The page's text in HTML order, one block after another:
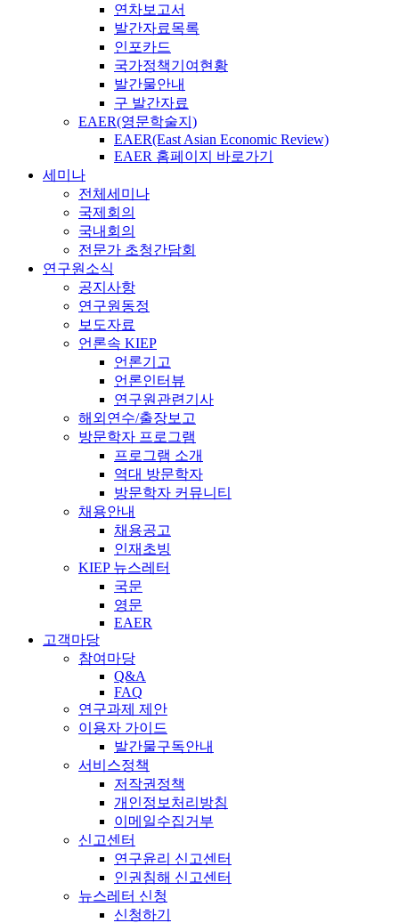
연차보고서
발간자료목록
인포카드
국가정책기여현황
발간물안내
구 발간자료
EAER(영문학술지)
EAER(East Asian Economic Review)
EAER 홈페이지 바로가기
세미나
전체세미나
국제회의
국내회의
전문가 초청간담회
연구원소식
공지사항
연구원동정
보도자료
언론속 KIEP
언론기고
언론인터뷰
연구원관련기사
해외연수/출장보고
방문학자 프로그램
프로그램 소개
역대 방문학자
방문학자 커뮤니티
채용안내
채용공고
인재초빙
KIEP 뉴스레터
국문
영문
EAER
고객마당
참여마당
Q&A
FAQ
연구과제 제안
이용자 가이드
발간물구독안내
서비스정책
저작권정책
개인정보처리방침
이메일수집거부
신고센터
연구윤리 신고센터
인권침해 신고센터
뉴스레터 신청
신청하기